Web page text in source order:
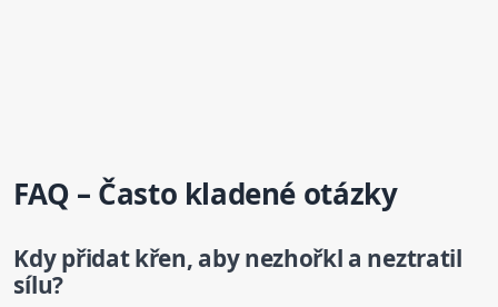
FAQ – Často kladené otázky
Kdy přidat křen, aby nezhořkl a neztratil
sílu?